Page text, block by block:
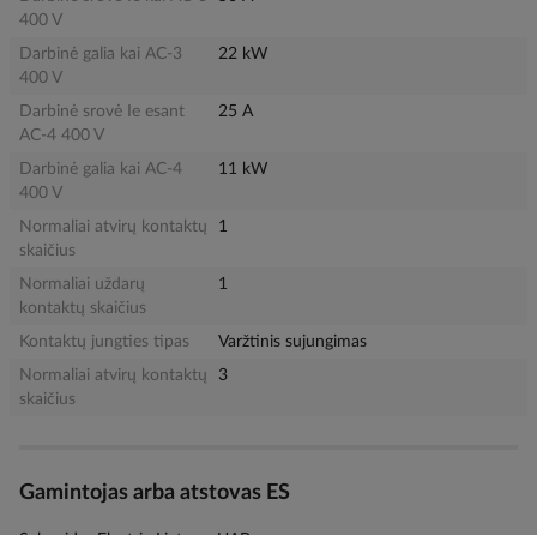
400 V
Darbinė galia kai AC-3
400 V
22 kW
Darbinė srovė Ie esant
AC-4 400 V
25 A
Darbinė galia kai AC-4
400 V
11 kW
Normaliai atvirų kontaktų
skaičius
1
Normaliai uždarų
kontaktų skaičius
1
Kontaktų jungties tipas
Varžtinis sujungimas
Normaliai atvirų kontaktų
skaičius
3
Gamintojas arba atstovas ES